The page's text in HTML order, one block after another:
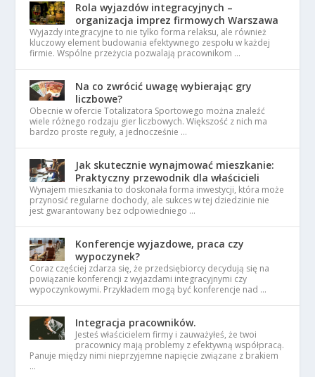
Rola wyjazdów integracyjnych –
organizacja imprez firmowych Warszawa
Wyjazdy integracyjne to nie tylko forma relaksu, ale również
kluczowy element budowania efektywnego zespołu w każdej
firmie. Wspólne przeżycia pozwalają pracownikom …
Na co zwrócić uwagę wybierając gry
liczbowe?
Obecnie w ofercie Totalizatora Sportowego można znaleźć
wiele różnego rodzaju gier liczbowych. Większość z nich ma
bardzo proste reguły, a jednocześnie …
Jak skutecznie wynajmować mieszkanie:
Praktyczny przewodnik dla właścicieli
Wynajem mieszkania to doskonała forma inwestycji, która może
przynosić regularne dochody, ale sukces w tej dziedzinie nie
jest gwarantowany bez odpowiedniego …
Konferencje wyjazdowe, praca czy
wypoczynek?
Coraz częściej zdarza się, że przedsiębiorcy decydują się na
powiązanie konferencji z wyjazdami integracyjnymi czy
wypoczynkowymi. Przykładem mogą być konferencje nad …
Integracja pracowników.
Jesteś właścicielem firmy i zauważyłeś, że twoi
pracownicy mają problemy z efektywną współpracą.
Panuje między nimi nieprzyjemne napięcie związane z brakiem
…